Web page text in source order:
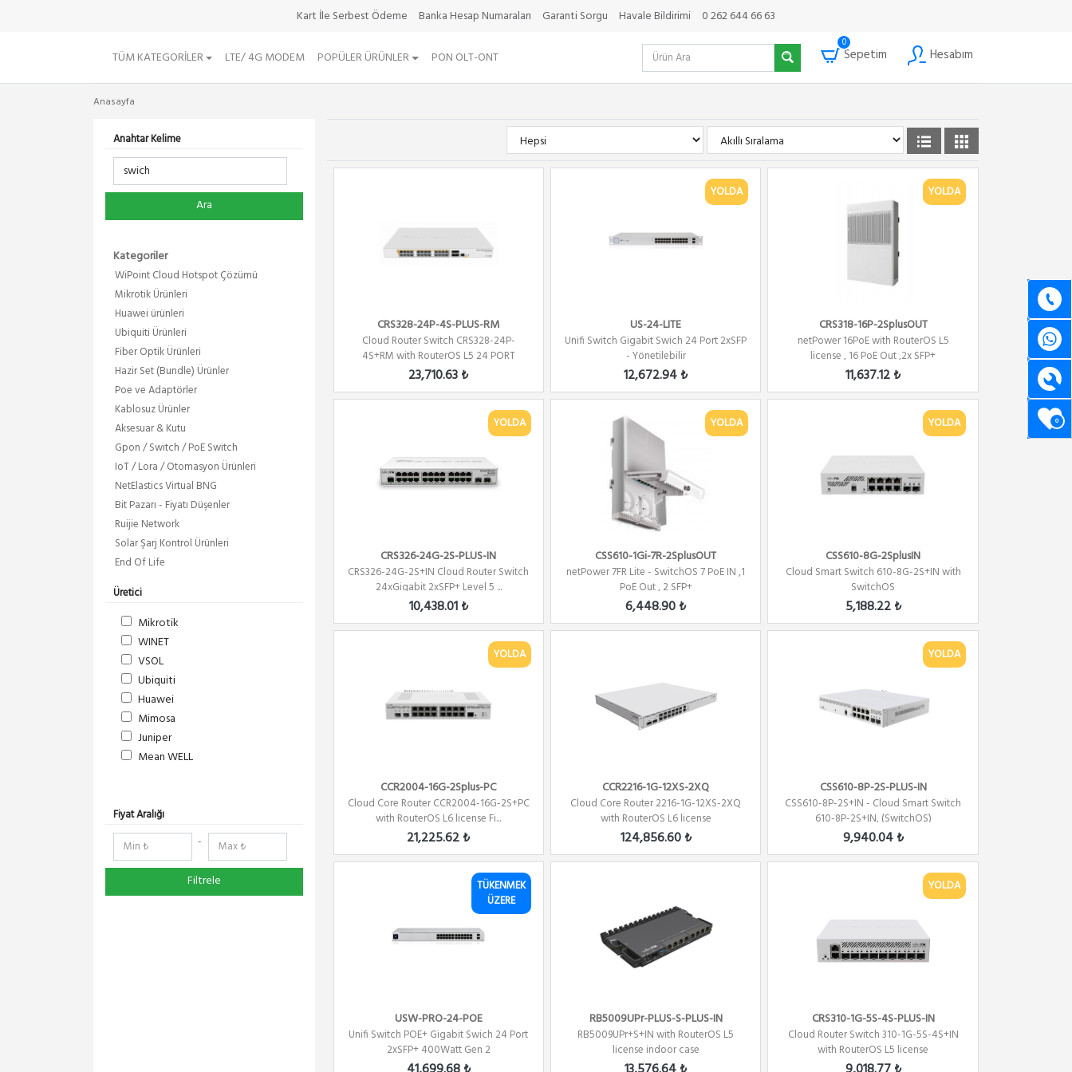
Kart İle Serbest Ödeme Banka Hesap Numaraları Garanti Sorgu Havale Bildirimi 0 262 644 66 63
TÜM KATEGORILER LTE/ 4G MODEM POPÜLER ÜRÜNLER PON OLT-ONT
0
Sepetim Hesabım
0
Anasayfa
Anahtar Kelime
Ara
Kategoriler
WiPoint Cloud Hotspot Çözümü
Mikrotik Ürünleri
Huawei ürünleri
Ubiquiti Ürünleri
Fiber Optik Ürünleri
Hazir Set (Bundle) Ürünler
Poe ve Adaptörler
Kablosuz Ürünler
Aksesuar & Kutu
Gpon / Switch / PoE Switch
IoT / Lora / Otomasyon Ürünleri
NetElastics Virtual BNG
Bit Pazarı - Fiyatı Düşenler
Ruijie Network
Solar Şarj Kontrol Ürünleri
End Of Life
Üretici
Mikrotik
WINET
VSOL
Ubiquiti
Huawei
Mimosa
Juniper
Mean WELL
RedLine
RF Elements
NetElastic
Paessler
Compex
Fiyat Aralığı
-
Filtrele
CRS328-24P-4S-PLUS-RM
Cloud Router Switch CRS328-24P-
4S+RM with RouterOS L5 24 PORT
480W...
23,710.63 ₺
YOLDA
US-24-LITE
Unifi Switch Gigabit Swich 24 Port 2xSFP
- Yönetilebilir
12,672.94 ₺
YOLDA
CRS318-16P-2SplusOUT
netPower 16PoE with RouterOS L5
license , 16 PoE Out ,2x SFP+
11,637.12 ₺
YOLDA
CRS326-24G-2S-PLUS-IN
CRS326-24G-2S+IN Cloud Router Switch
24xGigabit 2xSFP+ Level 5 ...
10,438.01 ₺
YOLDA
CSS610-1Gi-7R-2SplusOUT
netPower 7FR Lite - SwitchOS 7 PoE IN ,1
PoE Out , 2 SFP+
6,448.90 ₺
YOLDA
CSS610-8G-2SplusIN
Cloud Smart Switch 610-8G-2S+IN with
SwitchOS
5,188.22 ₺
YOLDA
CCR2004-16G-2Splus-PC
Cloud Core Router CCR2004-16G-2S+PC
with RouterOS L6 license Fi...
21,225.62 ₺
CCR2216-1G-12XS-2XQ
Cloud Core Router 2216-1G-12XS-2XQ
with RouterOS L6 license
124,856.60 ₺
YOLDA
CSS610-8P-2S-PLUS-IN
CSS610-8P-2S+IN - Cloud Smart Switch
610-8P-2S+IN, (SwitchOS)
9,940.04 ₺
TÜKENMEK
ÜZERE
USW-PRO-24-POE
Unifi Switch POE+ Gigabit Swich 24 Port
2xSFP+ 400Watt Gen 2
RB5009UPr-PLUS-S-PLUS-IN
RB5009UPr+S+IN with RouterOS L5
license indoor case
YOLDA
CRS310-1G-5S-4S-PLUS-IN
Cloud Router Switch 310-1G-5S-4S+IN
with RouterOS L5 license